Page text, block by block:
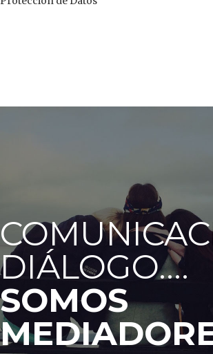
DIÁLOGO....
SOMOS